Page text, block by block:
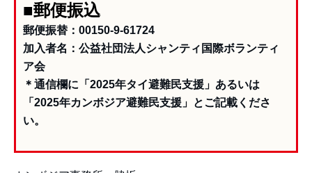
■郵便振込
郵便振替：00150-9-61724
加入者名：公益社団法人シャンティ国際ボランティ
ア会
＊通信欄に「2025年タイ避難民支援」あるいは
「2025年カンボジア避難民支援」とご記載くださ
い。